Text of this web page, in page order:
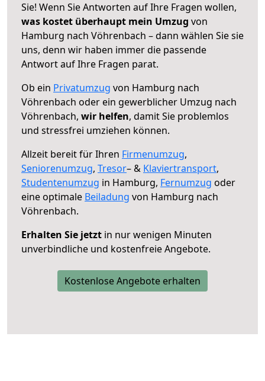
Sie! Wenn Sie Antworten auf Ihre Fragen wollen,
was kostet überhaupt mein Umzug von
Hamburg nach Vöhrenbach – dann wählen Sie sie
uns, denn wir haben immer die passende
Antwort auf Ihre Fragen parat.
Ob ein Privatumzug von Hamburg nach
Vöhrenbach oder ein gewerblicher Umzug nach
Vöhrenbach, wir helfen, damit Sie problemlos
und stressfrei umziehen können.
Allzeit bereit für Ihren Firmenumzug,
Seniorenumzug, Tresor– & Klaviertransport,
Studentenumzug in Hamburg, Fernumzug oder
eine optimale Beiladung von Hamburg nach
Vöhrenbach.
Erhalten Sie jetzt in nur wenigen Minuten
unverbindliche und kostenfreie Angebote.
Kostenlose Angebote erhalten